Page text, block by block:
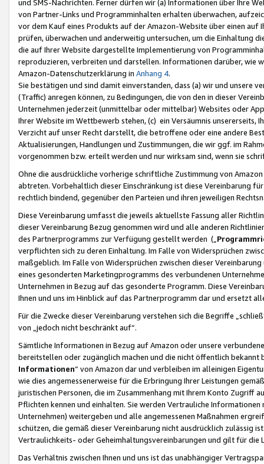
und SMS-Nachrichten. Ferner dürfen wir (a) Informationen über Ihre
von Partner-Links und Programminhalten erhalten überwachen,
vor dem Kauf eines Produkts auf der Amazon-Website über einen
prüfen, überwachen und anderweitig untersuchen, um die Einhaltung
die auf Ihrer Website dargestellte Implementierung von
reproduzieren, verbreiten und darstellen. Informationen darüber, wie
Amazon-Datenschutzerklärung in Anhang 4.
Sie bestätigen und sind damit einverstanden, dass (a) wir und
(Traffic) anregen können, zu Bedingungen, die von den in dieser
Unternehmen jederzeit (unmittelbar oder mittelbar) Websites oder
Ihrer Website im Wettbewerb stehen, (c) ein Versäumnis unsererseits,
Verzicht auf unser Recht darstellt, die betroffene oder eine andere
Aktualisierungen, Handlungen und Zustimmungen, die wir ggf. im
vorgenommen bzw. erteilt werden und nur wirksam sind, wenn sie
Ohne die ausdrückliche vorherige schriftliche Zustimmung von
abtreten. Vorbehaltlich dieser Einschränkung ist diese Vereinbarung
rechtlich bindend, gegenüber den Parteien und ihren jeweiligen
Diese Vereinbarung umfasst die jeweils aktuellste Fassung aller
dieser Vereinbarung Bezug genommen wird und alle anderen
des Partnerprogramms zur Verfügung gestellt werden („
verpflichten sich zu deren Einhaltung. Im Falle von Widersprüchen
maßgeblich. Im Falle von Widersprüchen zwischen dieser
eines gesonderten Marketingprogramms des verbundenen
Unternehmen in Bezug auf das gesonderte Programm. Diese
Ihnen und uns im Hinblick auf das Partnerprogramm dar und ersetzt
Für die Zwecke dieser Vereinbarung verstehen sich die Begriffe
von „jedoch nicht beschränkt auf“.
Sämtliche Informationen in Bezug auf Amazon oder unsere
bereitstellen oder zugänglich machen und die nicht öffentlich
Informationen“ von Amazon dar und verbleiben im alleinigen
wie dies angemessenerweise für die Erbringung Ihrer Leistungen
juristischen Personen, die im Zusammenhang mit Ihrem Konto
Pflichten kennen und einhalten. Sie werden Vertrauliche
Unternehmen) weitergeben und alle angemessenen Maßnahmen
schützen, die gemäß dieser Vereinbarung nicht ausdrücklich zulässig
Vertraulichkeits- oder Geheimhaltungsvereinbarungen und gilt für die
Das Verhältnis zwischen Ihnen und uns ist das unabhängiger